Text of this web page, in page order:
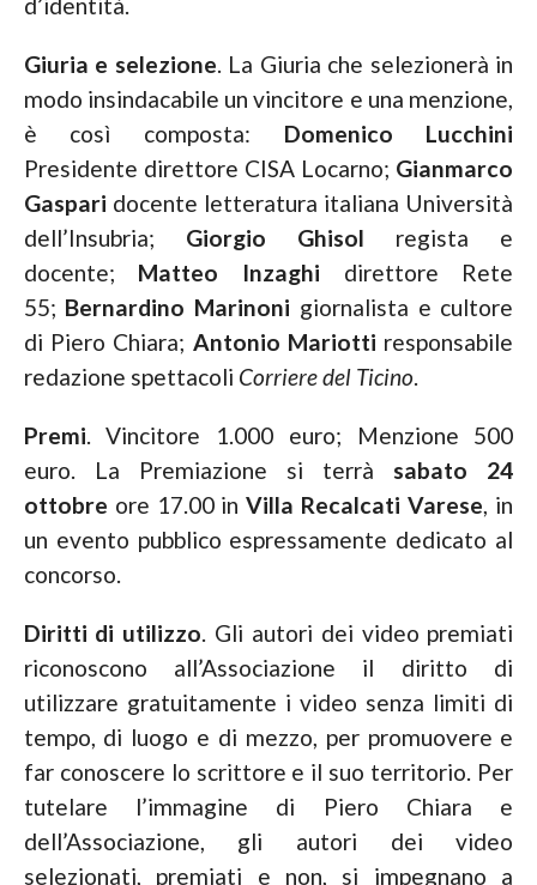
Giuria e selezione. La Giuria che selezionerà in
modo insindacabile un vincitore e una menzione,
è così composta: Domenico Lucchini
Presidente direttore CISA Locarno; Gianmarco
Gaspari docente letteratura italiana Università
dell’Insubria; Giorgio Ghisol regista e
docente; Matteo Inzaghi direttore Rete
55; Bernardino Marinoni giornalista e cultore
di Piero Chiara; Antonio Mariotti responsabile
redazione spettacoli Corriere del Ticino.
Premi. Vincitore 1.000 euro; Menzione 500
euro. La Premiazione si terrà sabato 24
ottobre ore 17.00 inVilla Recalcati Varese, in
un evento pubblico espressamente dedicato al
concorso.
Diritti di utilizzo. Gli autori dei video premiati
riconoscono all’Associazione il diritto di
utilizzare gratuitamente i video senza limiti di
tempo, di luogo e di mezzo, per promuovere e
far conoscere lo scrittore e il suo territorio. Per
tutelare l’immagine di Piero Chiara e
dell’Associazione, gli autori dei video
selezionati, premiati e non, si impegnano a